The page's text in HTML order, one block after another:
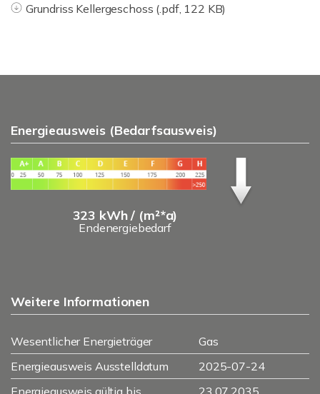
Grundriss Kellergeschoss (.pdf, 122 KB)
Energieausweis (Bedarfsausweis)
323 kWh / (m²*a)
Endenergiebedarf
Weitere Informationen
Wesentlicher Energieträger
Gas
Energieausweis Ausstelldatum
2025-07-24
Energieausweis gültig bis
23.07.2035